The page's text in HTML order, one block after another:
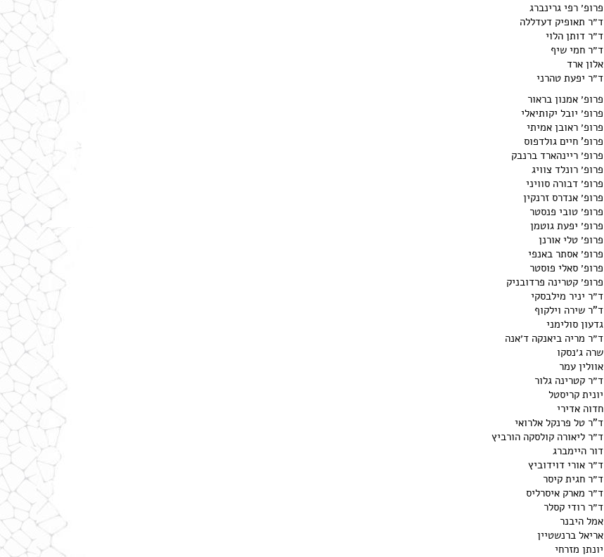
פרופ׳ רפי גרינברג
ד״ר תאופיק דעדללה
ד״ר דותן הלוי
ד״ר חמי שיף
אלון ארד
ד״ר יפעת טהרני
פרופ׳ אמנון בראור
פרופ׳ יובל יקותיאלי
פרופ׳ ראובן אמיתי
פרופ' חיים גולדפוס
פרופ׳ ריינהארד ברנבק
פרופ׳ רונלד צוויג
פרופ׳ דבורה סוויני
פרופ׳ אנדרס זרנקין
פרופ׳ טובי פנסטר
פרופ׳ יפעת גוטמן
פרופ׳ טלי אורנן
פרופ׳ אסתר באנפי
פרופ׳ סאלי פוסטר
פרופ׳ קטרינה פרדובניק
ד״ר יניר מילבסקי
ד"ר שירה וילקוף
גדעון סולימני
ד״ר מריה ביאנקה ד׳אנה
שרה ג׳נסקו
אוולין עמר
ד״ר קטרינה גלור
יונית קריסטל
חדוה אדירי
ד"ר טל פרנקל אלרואי
ד״ר ליאורה קולסקה הורביץ
דור היימברג
ד״ר אורי דוידוביץ
ד״ר חגית קיסר
ד״ר מארק איסרליס
ד״ר רודי קסלר
אמל היבנר
אריאל ברנשטיין
יונתן מזרחי